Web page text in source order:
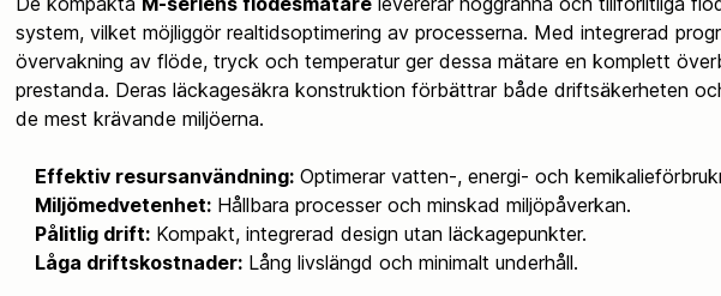
system, vilket möjliggör realtidsoptimering av processerna. Med integrerad
övervakning av flöde, tryck och temperatur ger dessa mätare en komplett
prestanda. Deras läckagesäkra konstruktion förbättrar både driftsäkerheten
de mest krävande miljöerna.
Effektiv resursanvändning: Optimerar vatten-, energi- och
Miljömedvetenhet: Hållbara processer och minskad miljöpåverkan.
Pålitlig drift: Kompakt, integrerad design utan läckagepunkter.
Låga driftskostnader: Lång livslängd och minimalt underhåll.